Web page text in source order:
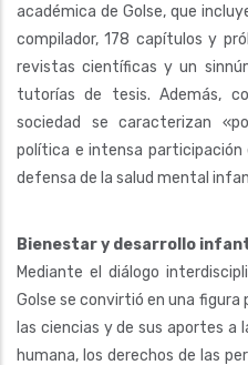
académica de Golse, que
compilador, 178 capítulos y
revistas científicas y un
tutorías de tesis. Además,
sociedad se caracterizan
política e intensa participación
defensa de la salud mental
Bienestar y desarrollo
Mediante el diálogo
Golse se convirtió en una
las ciencias y de sus aportes a
humana, los derechos de las